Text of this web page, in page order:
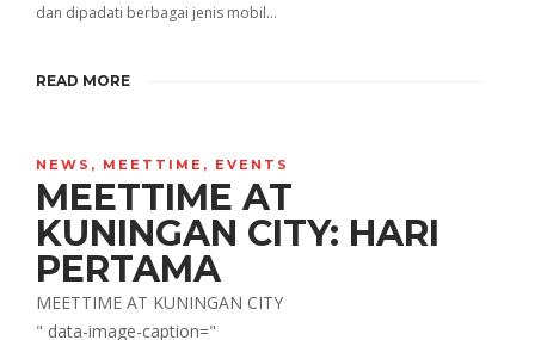
dan dipadati berbagai jenis mobil…
READ MORE
NEWS , MEETTIME , EVENTS
MEETTIME AT
KUNINGAN CITY: HARI
PERTAMA
MEETTIME AT KUNINGAN CITY
" data-image-caption="